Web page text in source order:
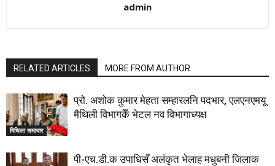
admin
RELATED ARTICLES MORE FROM AUTHOR
मिथिला समाचार
प्रो. अशोक कुमार मेहता सम्हारलनि पदभार, एलएनएमयू
मैथिली विभागकेँ भेटल नव विभागाध्यक्ष
पी-एच.डी.क उपाधिसँ अलंकृत भेलाह मधुबनी जिलाक